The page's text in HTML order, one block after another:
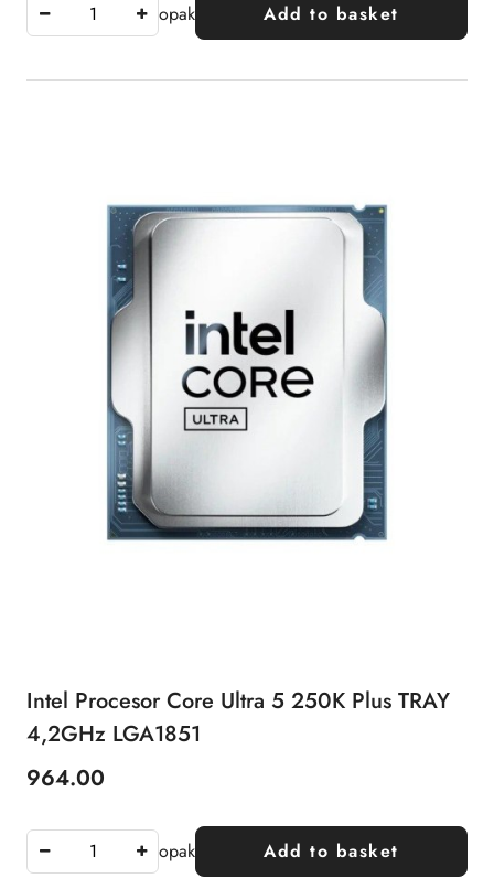
opak Add to basket
Intel Procesor Core Ultra 5 250K Plus TRAY
4,2GHz LGA1851
Price:
964.00
opak Add to basket